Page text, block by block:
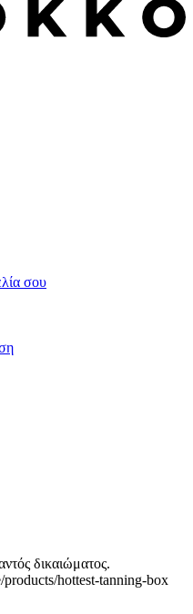
σου
δικαιώματος.
hottest-tanning-box